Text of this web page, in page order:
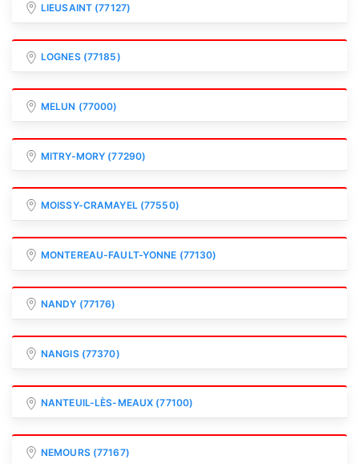
LIEUSAINT (77127)
LOGNES (77185)
MELUN (77000)
MITRY-MORY (77290)
MOISSY-CRAMAYEL (77550)
MONTEREAU-FAULT-YONNE (77130)
NANDY (77176)
NANGIS (77370)
NANTEUIL-LÈS-MEAUX (77100)
NEMOURS (77167)